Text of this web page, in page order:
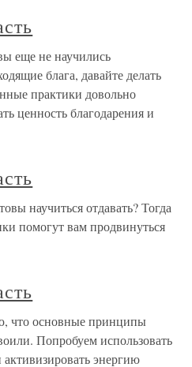
еще не научились
блага, давайте делать
практики довольно
ценность благодарения и
научиться отдавать? Тогда
помогут вам продвинуться
что основные принципы
Попробуем использовать
энергию